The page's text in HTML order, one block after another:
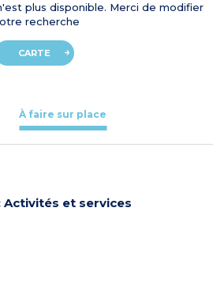
plus disponible. Merci de modifier
recherche
CARTE
À faire sur place
Activités et services